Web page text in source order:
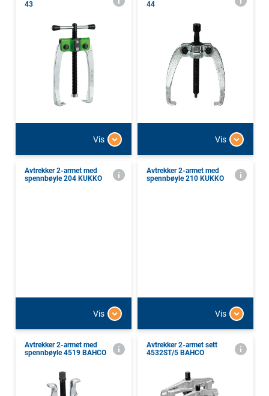
43
Vis
44
Vis
Avtrekker 2-armet med
spennbøyle 204 KUKKO
Vis
Avtrekker 2-armet med
spennbøyle 210 KUKKO
Vis
Avtrekker 2-armet med
spennbøyle 4519 BAHCO
Avtrekker 2-armet sett
4532ST/5 BAHCO